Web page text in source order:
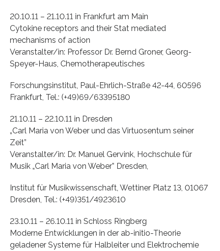
20.10.11 – 21.10.11 in Frankfurt am Main
Cytokine receptors and their Stat mediated
mechanisms of action
Veranstalter/in: Professor Dr. Bernd Groner, Georg-
Speyer-Haus, Chemotherapeutisches
Forschungsinstitut, Paul-Ehrlich-Straße 42-44, 60596
Frankfurt, Tel.: (+49)69/63395180
21.10.11 – 22.10.11 in Dresden
„Carl Maria von Weber und das Virtuosentum seiner
Zeit”
Veranstalter/in: Dr. Manuel Gervink, Hochschule für
Musik „Carl Maria von Weber” Dresden,
Institut für Musikwissenschaft, Wettiner Platz 13, 01067
Dresden, Tel.: (+49)351/4923610
23.10.11 – 26.10.11 in Schloss Ringberg
Moderne Entwicklungen in der ab-initio-Theorie
geladener Systeme für Halbleiter und Elektrochemie